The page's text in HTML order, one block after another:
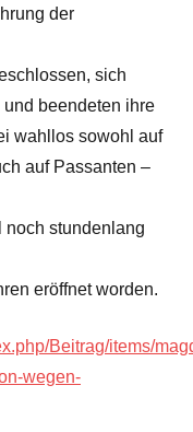
der
sich
beendeten ihre
wahllos sowohl auf
auf Passanten –
stundenlang
eröffnet worden.
Beitrag/items/
wegen-